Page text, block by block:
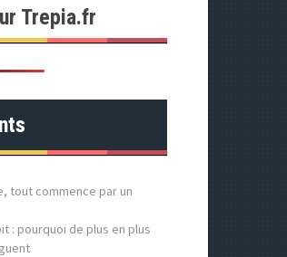
Trepia.fr
tout commence par un
: pourquoi de plus en plus